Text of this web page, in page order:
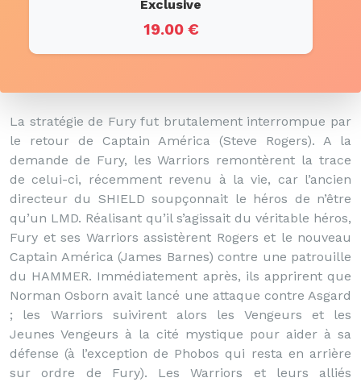
Exclusive
19.00 €
La stratégie de Fury fut brutalement interrompue par
le retour de Captain América (Steve Rogers). A la
demande de Fury, les Warriors remontèrent la trace
de celui-ci, récemment revenu à la vie, car l’ancien
directeur du SHIELD soupçonnait le héros de n’être
qu’un LMD. Réalisant qu’il s’agissait du véritable héros,
Fury et ses Warriors assistèrent Rogers et le nouveau
Captain América (James Barnes) contre une patrouille
du HAMMER. Immédiatement après, ils apprirent que
Norman Osborn avait lancé une attaque contre Asgard
; les Warriors suivirent alors les Vengeurs et les
Jeunes Vengeurs à la cité mystique pour aider à sa
défense (à l’exception de Phobos qui resta en arrière
sur ordre de Fury). Les Warriors et leurs alliés